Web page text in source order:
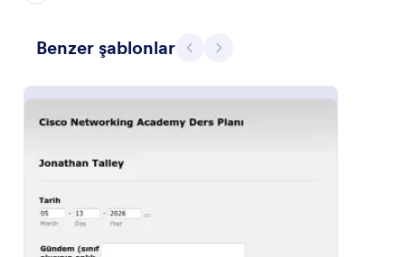
Benzer şablonlar Geriİleri